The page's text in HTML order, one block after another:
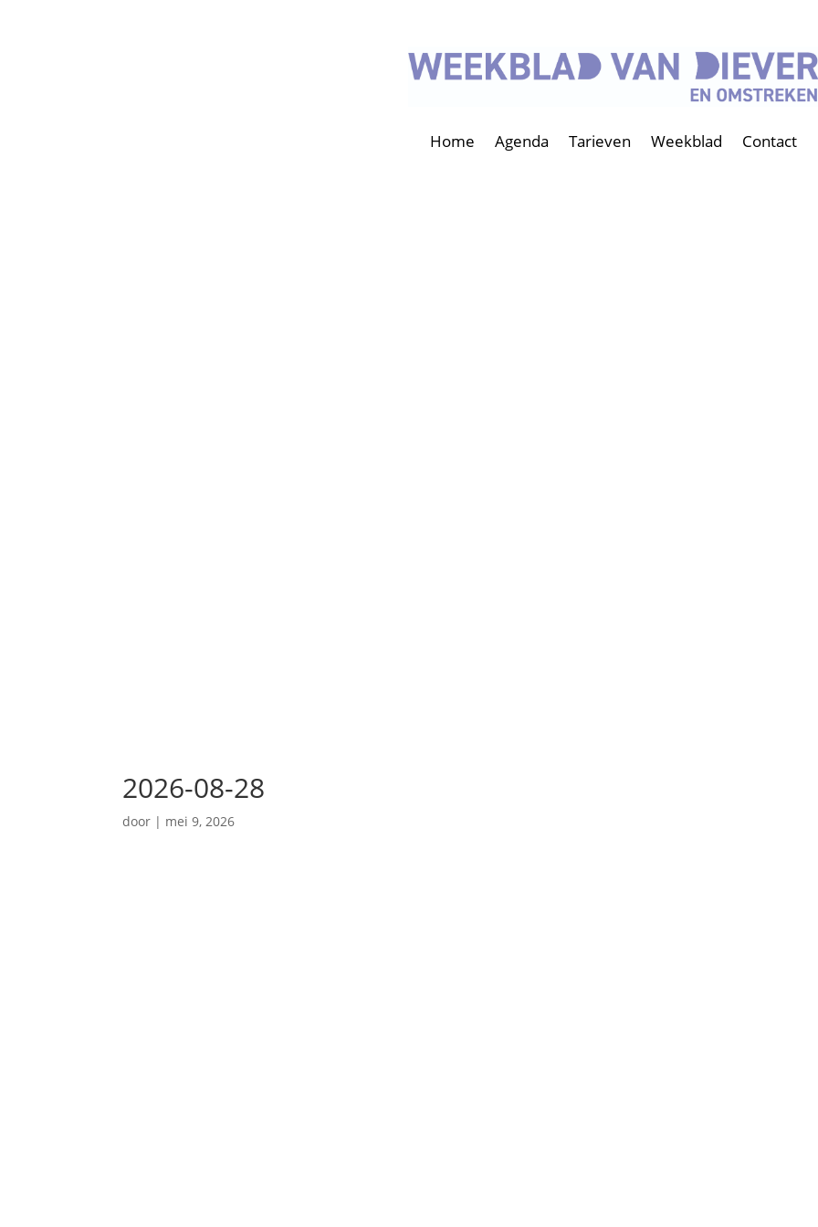
Home Agenda Tarieven Weekblad Contact
2026-08-28
door | mei 9, 2026